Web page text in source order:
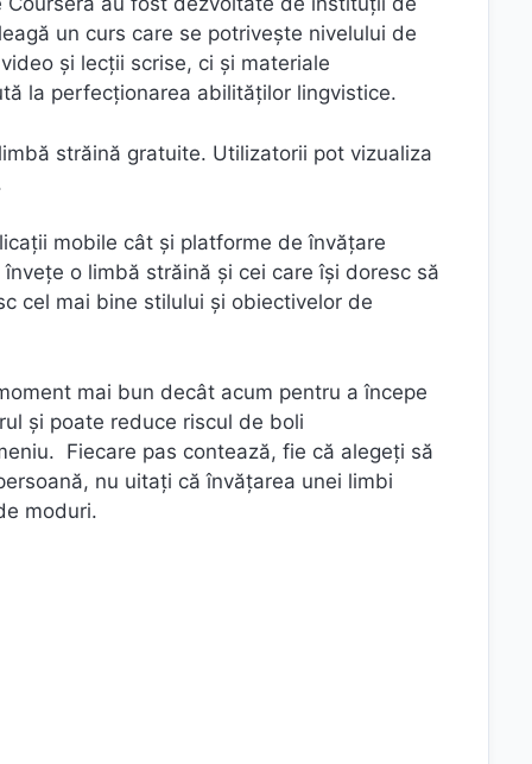
un curs care se potrivește nivelului de
și lecții scrise, ci și materiale
la perfecționarea abilităților lingvistice.
străină gratuite. Utilizatorii pot vizualiza
mobile cât și platforme de învățare
o limbă străină și cei care își doresc să
cel mai bine stilului și obiectivelor de
mai bun decât acum pentru a începe
și poate reduce riscul de boli
Fiecare pas contează, fie că alegeți să
nu uitați că învățarea unei limbi
moduri.